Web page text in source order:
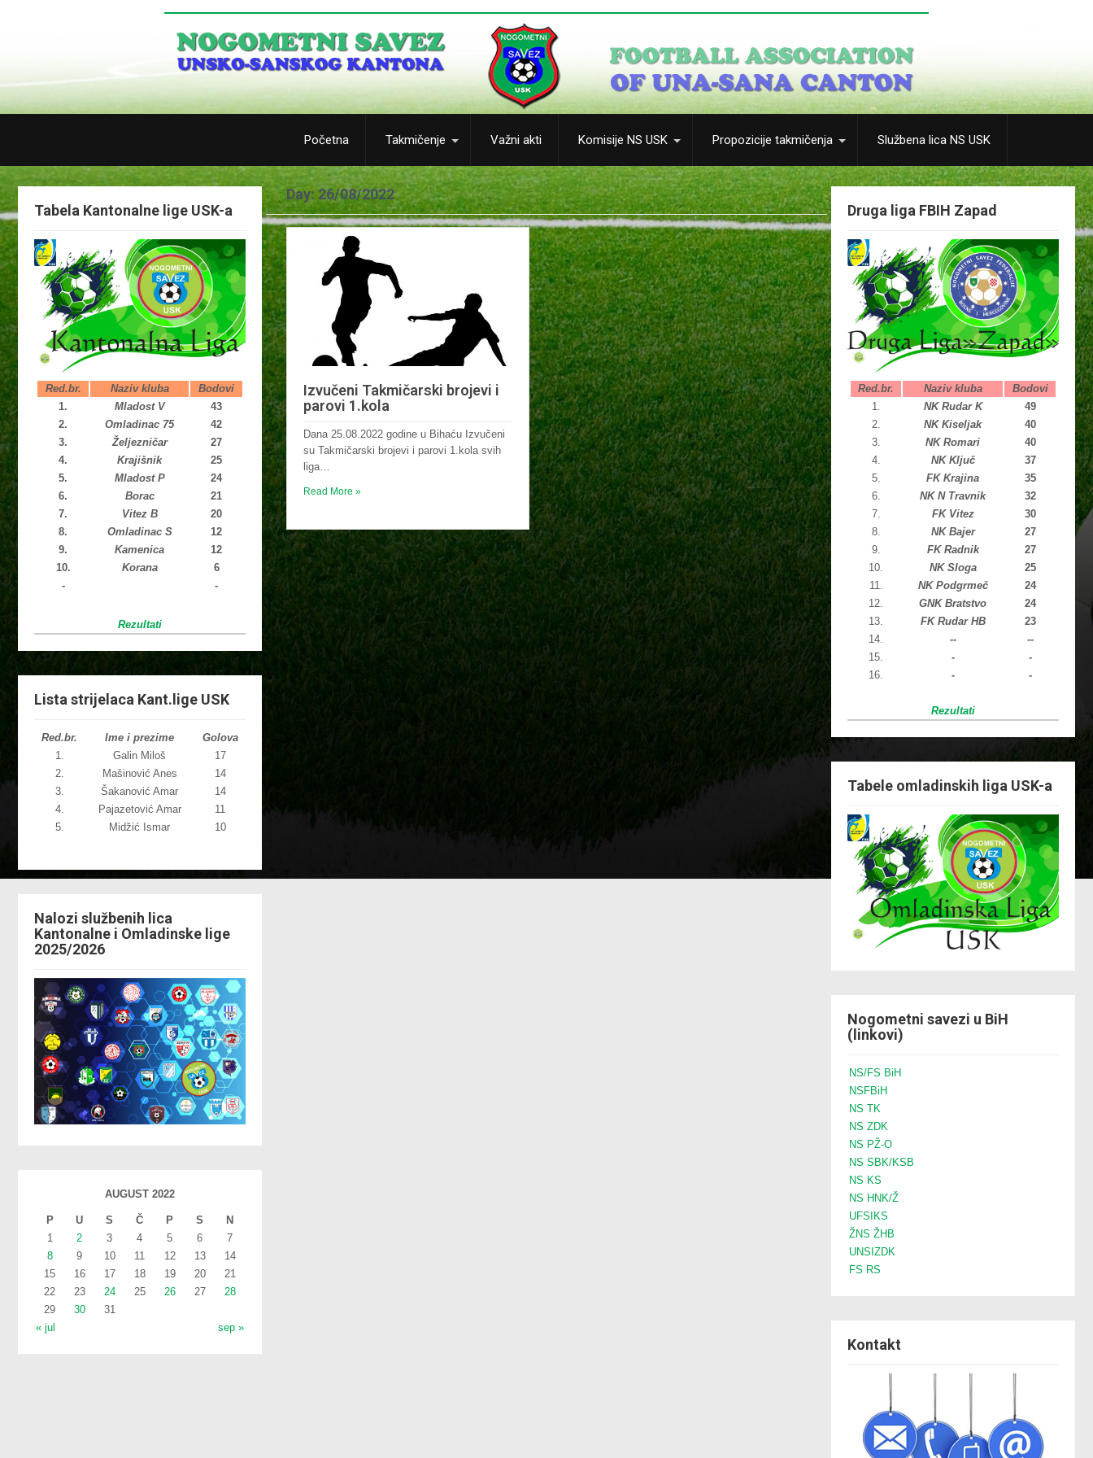
Početna Takmičenje Važni akti Komisije NS USK Propozicije takmičenja Službena lica NS USK
Tabela Kantonalne lige USK-a
Red.br. Naziv kluba
Bodovi
1.
Mladost V
43
2.
Omladinac 75
42
3.
Željezničar
27
4.
Krajišnik
25
5.
Mladost P
24
6.
Borac
21
7.
Vitez B
20
8.
Omladinac S
12
9.
Kamenica
12
10.
Korana
6
-
-
Rezultati
Lista strijelaca Kant.lige USK
Red.br. Ime i prezime
Golova
1.
Galin Miloš
17
2.
Mašinović Anes
14
3.
Šakanović Amar
14
4.
Pajazetović Amar
11
5.
Midžić Ismar 10
Nalozi službenih lica
Kantonalne i Omladinske lige
2025/2026
AUGUST 2022
P U S Č P S N
« jul sep »
1 2 3 4 5 6
7
8
9 10 11 12 13
14
15
16 17 18 19 20
21
22
23 24 25 26 27
28
29
30 31
Day:26/08/2022
Izvučeni Takmičarski brojevi i
parovi 1.kola
Dana 25.08.2022 godine u Bihaću Izvučeni
su Takmičarski brojevi i parovi 1.kola svih
liga…
Read More »
Druga liga FBIH Zapad
Red.br. Naziv kluba
Bodovi
1.
NK Rudar K
49
2.
NK Kiseljak
40
3.
NK Romari
40
4.
NK Ključ
37
5.
FK Krajina
35
6.
NK N Travnik
32
7.
FK Vitez
30
8.
NK Bajer
27
9.
FK Radnik
27
10.
NK Sloga
25
11.
NK Podgrmeč
24
12.
GNK Bratstvo
24
13.
FK Rudar HB
23
14.
--
--
15.
-
-
16.
- -
Rezultati
Tabele omladinskih liga USK-a
Nogometni savezi u BiH
(linkovi)
NS/FS BiH
NSFBiH
NS TK
NS ZDK
NS PŽ-O
NS SBK/KSB
NS KS
NS HNK/Ž
UFSIKS
ŽNS ŽHB
UNSIZDK
FS RS
Kontakt